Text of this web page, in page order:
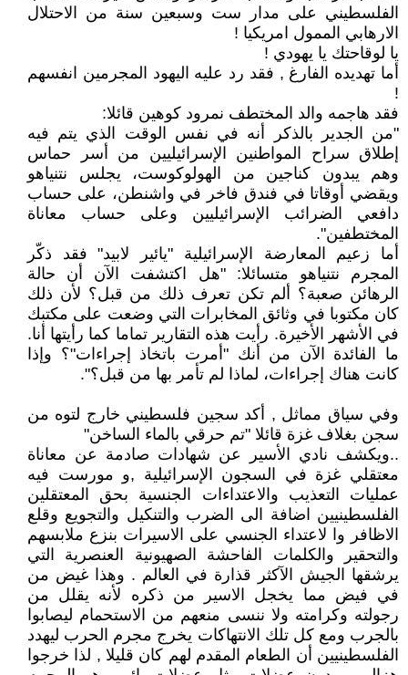
الفلسطيني على مدار ست وسبعين سنة من الاحتلال
الارهابي الممول امريكيا !
يا لوقاحتك يا يهودي !
أما تهديده الفارغ , فقد رد عليه اليهود المجرمين انفسهم
!
فقد هاجمه والد المختطف نمرود كوهين قائلا:
"من الجدير بالذكر أنه في نفس الوقت الذي يتم فيه
إطلاق سراح المواطنين الإسرائيليين من أسر حماس
وهم يبدون كناجين من الهولوكوست، يجلس نتنياهو
ويقضي أوقاتا في فندق فاخر في واشنطن، على حساب
دافعي الضرائب الإسرائيليين وعلى حساب معاناة
المختطفين".
أما زعيم المعارضة الإسرائيلية "يائير لابيد" فقد ذكّر
المجرم نتنياهو متسائلا: "هل اكتشفت الآن أن حالة
الرهائن صعبة؟ ألم تكن تعرف ذلك من قبل؟ لأن ذلك
كان مكتوبا في وثائق المخابرات التي وضعت على مكتبك
في الأشهر الأخيرة. رأيت هذه التقارير تماما كما رأيتها أنا.
ما الفائدة الآن من أنك "أمرت باتخاذ إجراءات"؟ وإذا
كانت هناك إجراءات، لماذا لم تأمر بها من قبل؟".
وفي سياق مماثل , أكد سجين فلسطيني خارج لتوه من
سجن بغلاف غزة قائلا "تم حرقي بالماء الساخن"
..ويكشف نادي الأسير عن شهادات صادمة عن معاناة
معتقلي غزة في السجون الإسرائيلية ,و مورست فيه
عمليات التعذيب والاعتداءات الجنسية بحق المعتقلين
الفلسطينيين اضافة الى الضرب والتنكيل والتجويع وقلع
الاظافر وا لاعتداء الجنسي على الاسيرات بنزع ملابسهم
والتحقير والكلمات الفاحشة الصهيونية العنصرية التي
يرشقها الجيش الآكثر قذارة في العالم . وهذا غيض من
في فيض مما يخجل الاسير من ذكره لأنه يقلل من
رجولته وكرامته ولا ننسى منعهم من الاستحمام ليصابوا
بالجرب ومع كل تلك الانتهاكات يخرج مجرم الحرب ليهدد
الفلسطينيين أن الطعام المقدم لهم كان قليلا , لذا خرجوا